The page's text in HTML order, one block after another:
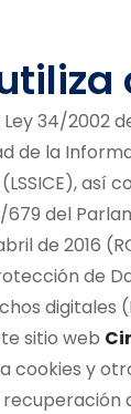
34/2002
de la
así
679 del
de 2016
de
digitales
sitio web
cookies y